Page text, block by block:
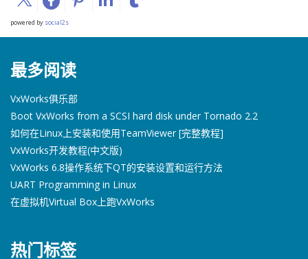
powered by social2s
最多阅读
VxWorks俱乐部
Boot VxWorks from a SCSI hard disk under Tornado 2.2
如何在Linux上安装和使用TeamViewer [完整教程]
VxWorks开发教程(中文版)
VxWorks 6.8操作系统下QT的安装设置和运行方法
UART Programming in Linux
在虚拟机Virtual Box上跑VxWorks
热门标签